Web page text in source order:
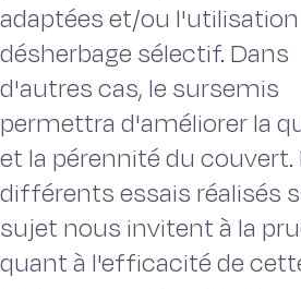
adaptées et/ou
désherbage sélectif. Dans
d'autres cas, le sursemis
permettra d'améliorer la
et la pérennité du couvert.
différents essais réalisés
sujet nous invitent à la
quant à l'efficacité de